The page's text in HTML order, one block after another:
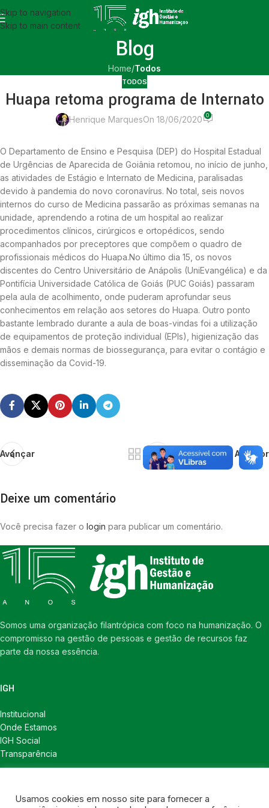
Skip to navigation
Skip to main content
Blog
Home/Todos
TODOS
Huapa retoma programa de Internato
Henrique MarquesOn 18/06/2020 0
O Departamento de Ensino e Pesquisa (DEP) do Hospital Estadual
de Urgências de Aparecida de Goiânia retomou, no início de junho,
as atividades de Estágio e Internato de Medicina, paralisadas
devido à pandemia do novo coronavírus. No total, seis novos
internos do curso de Medicina passarão as próximas semanas na
unidade, aprendendo a rotina de um hospital ao realizar
procedimentos clínicos, cirúrgicos e ortopédicos, sendo
acompanhados por preceptores que compõem o quadro de
profissionais médicos do Huapa.No último dia 15, os novos
discentes do Centro Universitário de Anápolis (UniEvangélica) e da
Pontifícia Universidade Católica de Goiás (PUC Goiás) passaram
pela aula de acolhimento, onde puderam aprofundar seus
conhecimentos em relação aos setores do Huapa. Outro ponto
bastante lembrado durante a aula de boas-vindas foi a utilização
de equipamentos de proteção individual (EPIs), higienização das
mãos e demais normas de biossegurança, para evitar o contágio e
disseminação da Covid-19.
Avançar Anterior
Deixe um comentário
Você precisa fazer o login para publicar um comentário.
Somos uma organização filantrópica com foco na humanização. O
compromisso na gestão de pessoas e gestão de recursos faz
parte da nossa essência.
IGH
Institucional
Onde Estamos
IGH Social
Transparência
Notícias
Usamos cookies em nosso site para fornecer a